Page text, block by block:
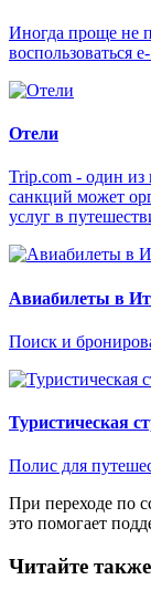
Иногда проще не
воспользоваться
Отели
Trip.com - один из
санкций может
услуг в
Авиабилеты в
Поиск и
Туристическая
Полис для
При переходе по
это помогает
Читайте также